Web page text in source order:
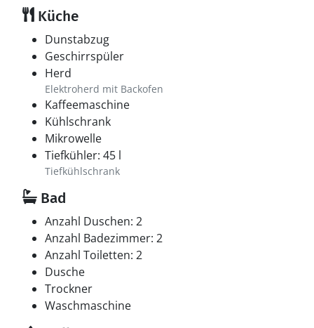
Küche
Dunstabzug
Geschirrspüler
Herd
Elektroherd mit Backofen
Kaffeemaschine
Kühlschrank
Mikrowelle
Tiefkühler: 45 l
Tiefkühlschrank
Bad
Anzahl Duschen: 2
Anzahl Badezimmer: 2
Anzahl Toiletten: 2
Dusche
Trockner
Waschmaschine